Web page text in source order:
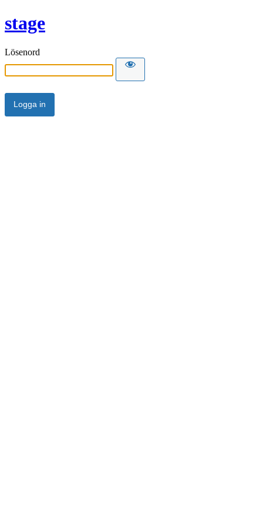
stage
Lösenord